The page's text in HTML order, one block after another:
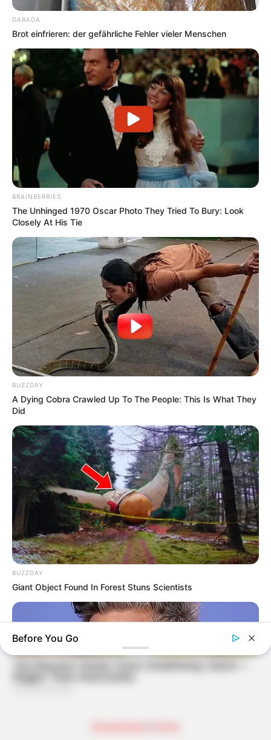
DARADA
Brot einfrieren: der gefährliche Fehler vieler Menschen
BRAINBERRIES
The Unhinged 1970 Oscar Photo They Tried To Bury: Look
Closely At His Tie
BUZZDAY
A Dying Cobra Crawled Up To The People: This Is What They
Did
BUZZDAY
Giant Object Found In Forest Stuns Scientists
Before You Go